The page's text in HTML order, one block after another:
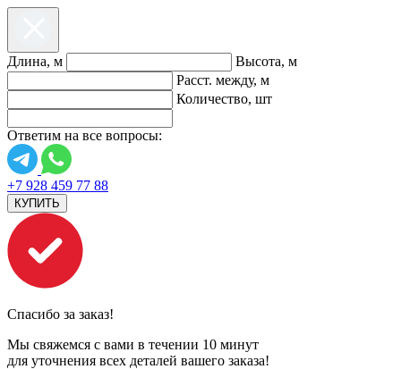
Длина, м
Высота, м
Расст. между, м
Количество, шт
Ответим на все вопросы:
+7 928 459 77 88
КУПИТЬ
Спасибо за заказ!
Мы свяжемся с вами в течении 10 минут
для уточнения всех деталей вашего заказа!